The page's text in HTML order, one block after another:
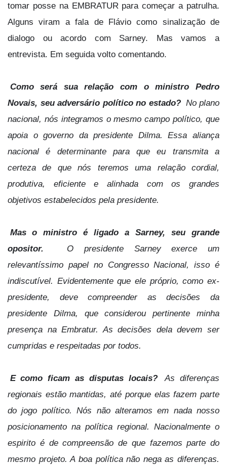
tomar posse na EMBRATUR para começar a patrulha.
Alguns viram a fala de Flávio como sinalização de
dialogo ou acordo com Sarney. Mas vamos a
entrevista. Em seguida volto comentando.
Como será sua relação com o ministro Pedro
Novais, seu adversário político no estado? No plano
nacional, nós integramos o mesmo campo político, que
apoia o governo da presidente Dilma. Essa aliança
nacional é determinante para que eu transmita a
certeza de que nós teremos uma relação cordial,
produtiva, eficiente e alinhada com os grandes
objetivos estabelecidos pela presidente.
Mas o ministro é ligado a Sarney, seu grande
opositor.
O presidente Sarney exerce um
relevantíssimo papel no Congresso Nacional, isso é
indiscutível. Evidentemente que ele próprio, como ex-
presidente, deve compreender as decisões da
presidente Dilma, que considerou pertinente minha
presença na Embratur. As decisões dela devem ser
cumpridas e respeitadas por todos.
E como ficam as disputas locais?
As diferenças
regionais estão mantidas, até porque elas fazem parte
do jogo político. Nós não alteramos em nada nosso
posicionamento na política regional. Nacionalmente o
espirito é de compreensão de que fazemos parte do
mesmo projeto. A boa política não nega as diferenças.